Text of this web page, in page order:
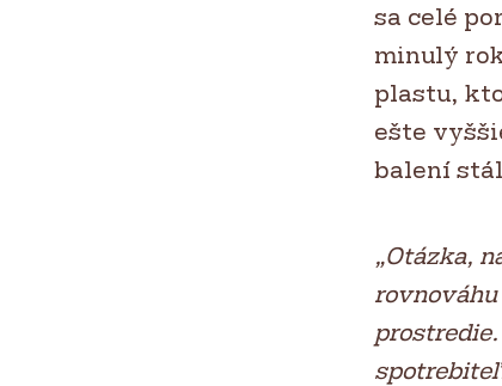
sa celé
minulý
plastu,
ešte
balení
„Otázka,